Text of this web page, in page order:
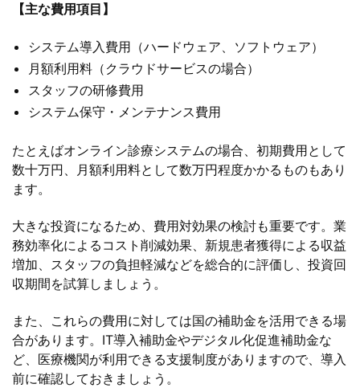
【主な費用項目】
システム導入費用（ハードウェア、ソフトウェア）
月額利用料（クラウドサービスの場合）
スタッフの研修費用
システム保守・メンテナンス費用
たとえばオンライン診療システムの場合、初期費用として
数十万円、月額利用料として数万円程度かかるものもあり
ます。
大きな投資になるため、費用対効果の検討も重要です。業
務効率化によるコスト削減効果、新規患者獲得による収益
増加、スタッフの負担軽減などを総合的に評価し、投資回
収期間を試算しましょう。
また、これらの費用に対しては国の補助金を活用できる場
合があります。IT導入補助金やデジタル化促進補助金な
ど、医療機関が利用できる支援制度がありますので、導入
前に確認しておきましょう。